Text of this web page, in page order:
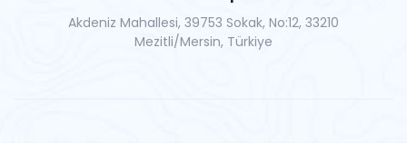
Akdeniz Mahallesi, 39753 Sokak, No:12, 33210
Mezitli/Mersin, Türkiye